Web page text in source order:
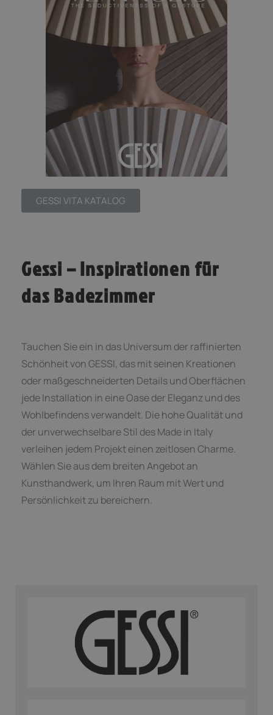
GESSI VITA KATALOG
Gessi – Inspirationen für
das Badezimmer
Tauchen Sie ein in das Universum der raffinierten
Schönheit von GESSI, das mit seinen Kreationen
oder maßgeschneiderten Details und Oberflächen
jede Installation in eine Oase der Eleganz und des
Wohlbefindens verwandelt. Die hohe Qualität und
der unverwechselbare Stil des Made in Italy
verleihen jedem Projekt einen zeitlosen Charme.
Wählen Sie aus dem breiten Angebot an
Kunsthandwerk, um Ihren Raum mit Wert und
Persönlichkeit zu bereichern.